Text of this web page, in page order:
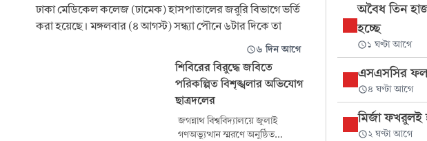
ঢাকা মেডিকেল কলেজ (ঢামেক) হাসপাতালের জরুরি বিভাগে ভর্তি
করা হয়েছে। মঙ্গলবার (৪ আগস্ট) সন্ধ্যা পৌনে ৬টার দিকে তা
৬ দিন আগে
শিবিরের বিরুদ্ধে জবিতে
পরিকল্পিত বিশৃঙ্খলার অভিযোগ
ছাত্রদলের
জগন্নাথ বিশ্ববিদ্যালয়ে জুলাই
গণঅভ্যুত্থান স্মরণে অনুষ্ঠিত
অবৈধ তিন
হচ্ছে
১ ঘণ্টা আগে
এসএসসির ফল
৪ ঘণ্টা আগে
মির্জা ফখরুলই
২ ঘণ্টা আগে